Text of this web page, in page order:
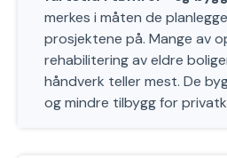
merkes i måten de
prosjektene på. Mange av
rehabilitering av eldre
håndverk teller mest. De
og mindre tilbygg for